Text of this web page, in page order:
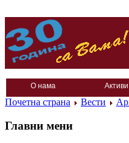
О нама Активи
Почетна страна Вести
Главни мени